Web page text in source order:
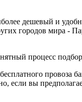
дешевый и
городов мира -
процесс
провоза
если вы